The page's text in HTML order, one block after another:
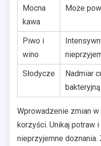
Mocna
kawa
Może
Piwo i
wino
Słodycze
Nadmiar
bakteryjną
Wprowadzenie zmian
korzyści. Unikaj potraw
nieprzyjemne